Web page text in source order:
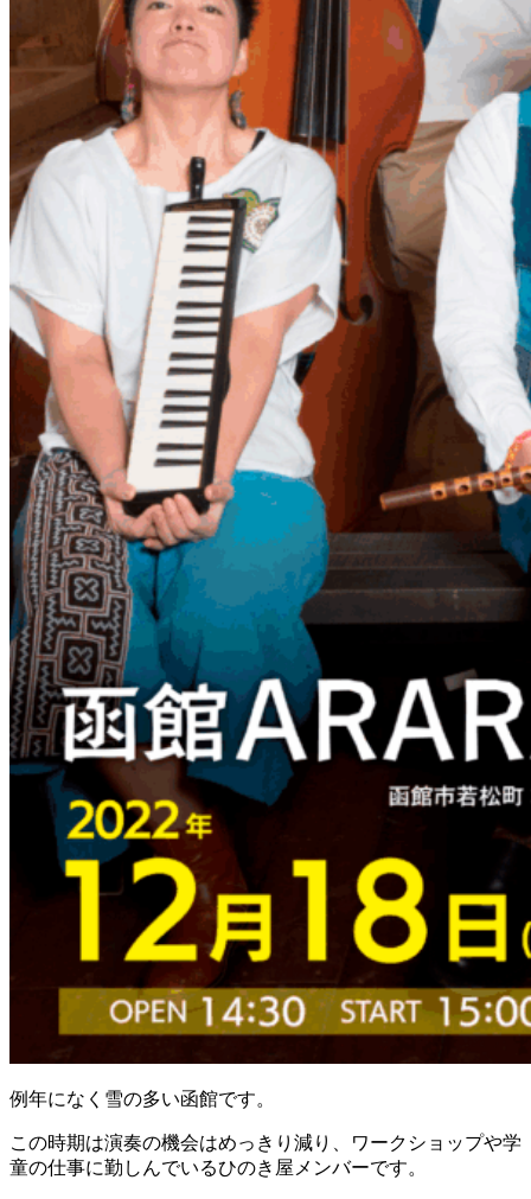
例年になく雪の多い函館です。
この時期は演奏の機会はめっきり減り、ワークショップや学
童の仕事に勤しんでいるひのき屋メンバーです。